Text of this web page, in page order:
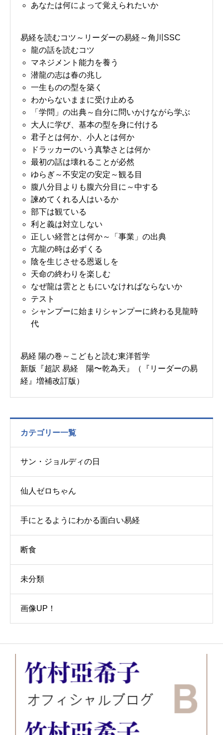
あなたは何によって覚えられたいか
易経を読むコツ～リーダーの易経～角川SSC
龍の話を読むコツ
マネジメント能力を養う
潜龍の志は春の兆し
一生ものの型を築く
わからないままに受け止める
「学問」の出典～自分に問いかけながら学ぶ
大人に学び、基本の型を身に付ける
君子とは何か、小人とは何か
ドラッカーのいう真摯さとは何か
最初の話は壊れることが必然
ゆらぎ～不安定の安定～観る目
腹八分目よりも腹六分目に～中する
諫めてくれる人はいるか
部下は観ている
利と義は対立しない
正しい経営とは何か～「事業」の出典
亢龍の時は必ずくる
陰を生じさせる恩返しを
天命の終わりを楽しむ
なぜ龍は雲とともにいなければならないか
テスト
シャンプーに始まりシャンプーに終わる見龍時
代
易経 陽の巻～こどもと読む東洋哲学
新版『超訳 易経 陽〜乾為天』（『リーダーの易
経』増補改訂版）
カテゴリー一覧
サン・ジョルディの日
仙人ゼロちゃん
手にとるようにわかる面白い易経
断食
未分類
画像UP！